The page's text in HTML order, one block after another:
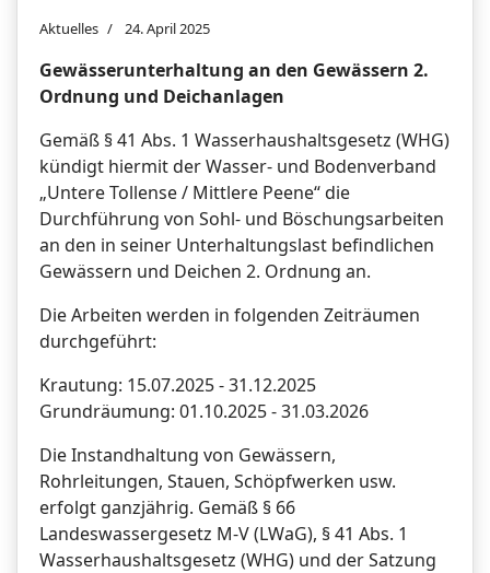
Aktuelles 24. April 2025
Gewässerunterhaltung an den Gewässern 2.
Ordnung und Deichanlagen
Gemäß § 41 Abs. 1 Wasserhaushaltsgesetz (WHG)
kündigt hiermit der Wasser- und Bodenverband
„Untere Tollense / Mittlere Peene“ die
Durchführung von Sohl- und Böschungsarbeiten
an den in seiner Unterhaltungslast befindlichen
Gewässern und Deichen 2. Ordnung an.
Die Arbeiten werden in folgenden Zeiträumen
durchgeführt:
Krautung: 15.07.2025 - 31.12.2025
Grundräumung: 01.10.2025 - 31.03.2026
Die Instandhaltung von Gewässern,
Rohrleitungen, Stauen, Schöpfwerken usw.
erfolgt ganzjährig. Gemäß § 66
Landeswassergesetz M-V (LWaG), § 41 Abs. 1
Wasserhaushaltsgesetz (WHG) und der Satzung